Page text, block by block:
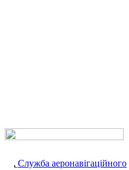
Служба аеронавігаційного